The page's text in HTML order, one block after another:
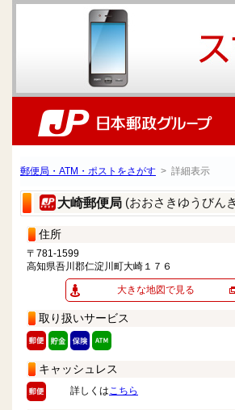
郵便局・ATM・ポストをさがす > 詳細表示
大崎郵便局 (おおさきゆうびん
住所
〒781-1599
高知県吾川郡仁淀川町大崎１７６
大きな地図で見る
取り扱いサービス
キャッシュレス
詳しくはこちら